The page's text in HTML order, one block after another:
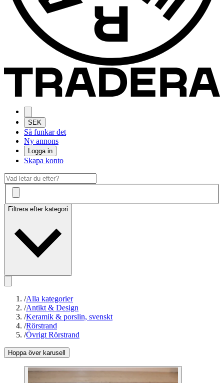
SEK
Så funkar det
Ny annons
Logga in
Skapa konto
Filtrera efter kategori
/Alla kategorier
/Antikt & Design
/Keramik & porslin, svenskt
/Rörstrand
/Övrigt Rörstrand
Hoppa över karusell